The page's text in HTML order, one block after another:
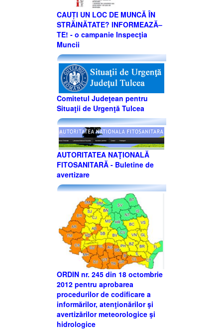
CAUȚI UN LOC DE MUNCĂ ÎN
STRĂINĂTATE? INFORMEAZĂ–
TE! - o campanie Inspecţia
Muncii
Comitetul Judeţean pentru
Situaţii de Urgenţă Tulcea
AUTORITATEA NAŢIONALĂ
FITOSANITARĂ - Buletine de
avertizare
ORDIN nr. 245 din 18 octombrie
2012 pentru aprobarea
procedurilor de codificare a
informărilor, atenţionărilor şi
avertizărilor meteorologice şi
hidrologice